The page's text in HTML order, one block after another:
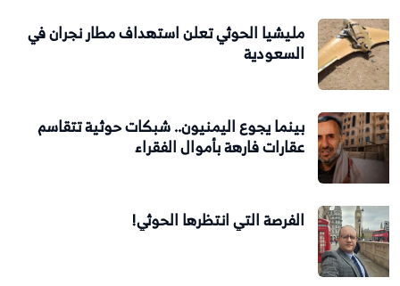
مليشيا الحوثي تعلن استهداف مطار نجران في
السعودية
بينما يجوع اليمنيون.. شبكات حوثية تتقاسم
عقارات فارهة بأموال الفقراء
الفرصة التي انتظرها الحوثي!